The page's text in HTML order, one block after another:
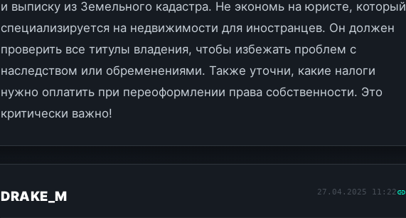
и выписку из Земельного кадастра. Не экономь на юристе, который
специализируется на недвижимости для иностранцев. Он должен
проверить все титулы владения, чтобы избежать проблем с
наследством или обременениями. Также уточни, какие налоги
нужно оплатить при переоформлении права собственности. Это
критически важно!
DRAKE_M 27.04.2025 11:22